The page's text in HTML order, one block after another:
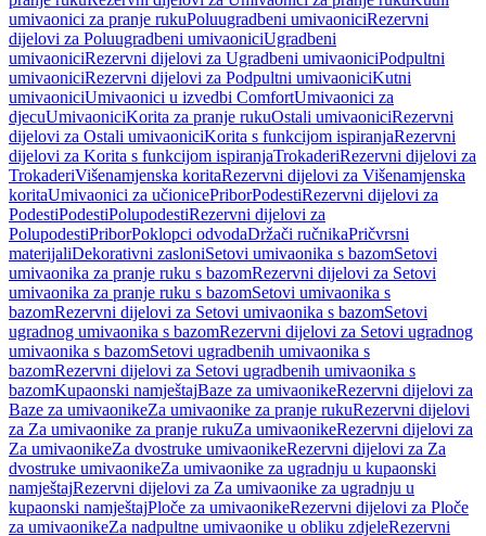
umivaonici za pranje rukuPoluugradbeni umivaoniciRezervni
dijelovi za Poluugradbeni umivaoniciUgradbeni
umivaoniciRezervni dijelovi za Ugradbeni umivaoniciPodpultni
umivaoniciRezervni dijelovi za Podpultni umivaoniciKutni
umivaoniciUmivaonici u izvedbi ComfortUmivaonici za
djecuUmivaoniciKorita za pranje rukuOstali umivaoniciRezervni
dijelovi za Ostali umivaoniciKorita s funkcijom ispiranjaRezervni
dijelovi za Korita s funkcijom ispiranjaTrokaderiRezervni dijelovi za
TrokaderiVišenamjenska koritaRezervni dijelovi za Višenamjenska
koritaUmivaonici za učionicePriborPodestiRezervni dijelovi za
PodestiPodestiPolupodestiRezervni dijelovi za
PolupodestiPriborPoklopci odvodaDržači ručnikaPričvrsni
materijaliDekorativni zasloniSetovi umivaonika s bazomSetovi
umivaonika za pranje ruku s bazomRezervni dijelovi za Setovi
umivaonika za pranje ruku s bazomSetovi umivaonika s
bazomRezervni dijelovi za Setovi umivaonika s bazomSetovi
ugradnog umivaonika s bazomRezervni dijelovi za Setovi ugradnog
umivaonika s bazomSetovi ugradbenih umivaonika s
bazomRezervni dijelovi za Setovi ugradbenih umivaonika s
bazomKupaonski namještajBaze za umivaonikeRezervni dijelovi za
Baze za umivaonikeZa umivaonike za pranje rukuRezervni dijelovi
za Za umivaonike za pranje rukuZa umivaonikeRezervni dijelovi za
Za umivaonikeZa dvostruke umivaonikeRezervni dijelovi za Za
dvostruke umivaonikeZa umivaonike za ugradnju u kupaonski
namještajRezervni dijelovi za Za umivaonike za ugradnju u
kupaonski namještajPloče za umivaonikeRezervni dijelovi za Ploče
za umivaonikeZa nadpultne umivaonike u obliku zdjeleRezervni